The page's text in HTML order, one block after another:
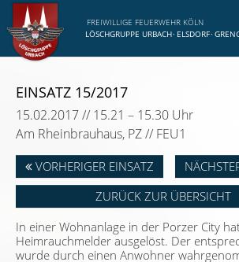
FREIWILLIGE FEUERWEHR KÖLN
LÖSCHGRUPPE URBACH· ELSDORF·
EINSATZ 15/2017
15.02.2017 // 15.21 – 15.30 Uhr
Am Rheinbrauhaus, PZ // FEU1
VORHERIGER EINSATZ
ZURÜCK ZUR ÜBERSICHT
In einer Wohnanlage in der Porzer City
Heimrauchmelder ausgelöst. Der
wurde durch einen Anwohner